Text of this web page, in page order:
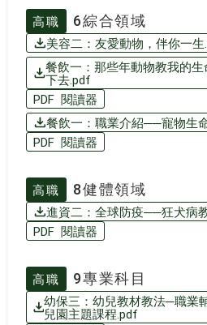
高職 6綜合領域
美容二：友愛動物，伴你一生
餐飲一：那些年動物教我的
下去.pdf
PDF 閱讀器
餐飲一：職業介紹──寵物生
PDF 閱讀器
高職 8健體領域
進資二：全球防疫──狂犬病
PDF 閱讀器
高職 9專業科目
幼保三：幼兒教材教法─職業
兒園主題課程.pdf